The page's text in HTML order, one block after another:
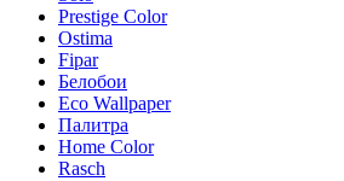
Prestige Color
Ostima
Fipar
Белобои
Eco Wallpaper
Палитра
Home Color
Rasch